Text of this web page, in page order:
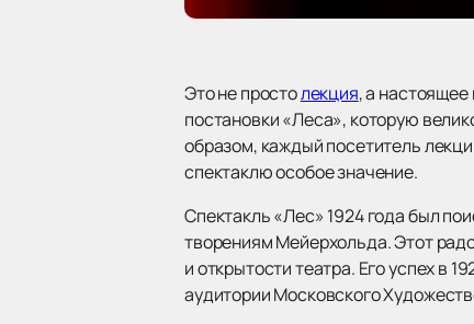
Это не простолекция, а
постановки «Леса», которую
образом, каждый посетитель
спектаклю особое значение.
Спектакль «Лес» 1924 года был
творениям Мейерхольда. Этот
и открытости театра. Его успех в
аудитории Московского